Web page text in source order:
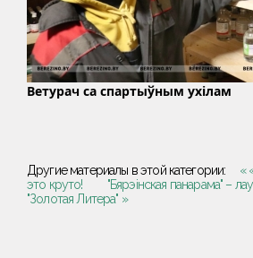
Ветурач са спартыўным ухілам
Другие материалы в этой категории:
«
это круто!
"Бярэiнская панарама" –
"Золотая Литера" »